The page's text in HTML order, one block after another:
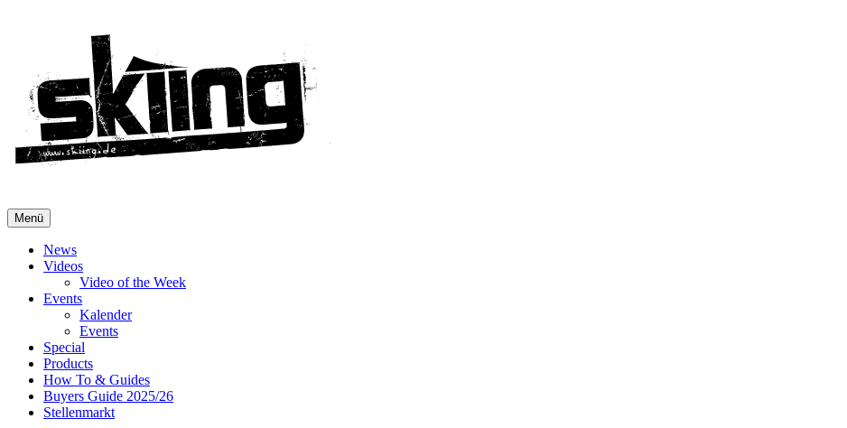
Menü
News
Videos
Video of the Week
Events
Kalender
Events
Special
Products
How To & Guides
Buyers Guide 2025/26
Stellenmarkt